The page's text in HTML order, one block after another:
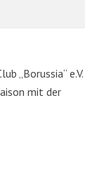
„Borussia“ e.V.
mit der